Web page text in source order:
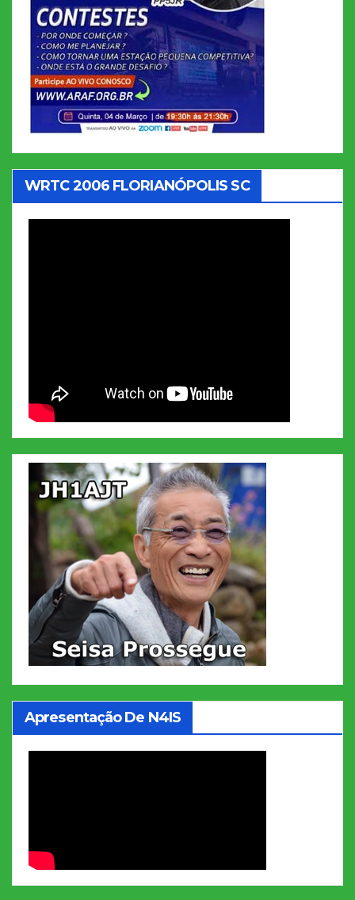
WRTC 2006 FLORIANÓPOLIS SC
Apresentação De N4IS